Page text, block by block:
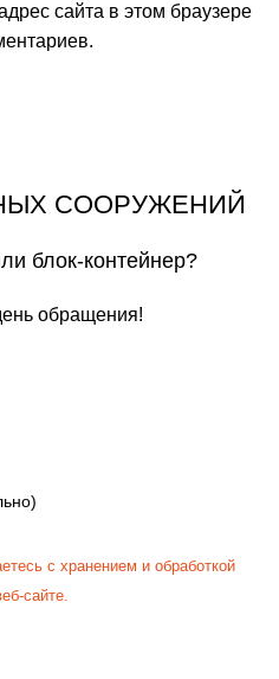
сайта в этом браузере
СООРУЖЕНИЙ
блок-контейнер?
обращения!
с хранением и обработкой
сайте.